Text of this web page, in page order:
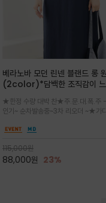
베라노바 모던 린넨 블랜드 롱
(2color)*담백한 조직감이 느
롱 원피스
★한정 수량 대박 찬★주.문.대.폭.주
인기~ 순차발송중~3차 리오더 ~★가
도 손색이 없고,리조트룩까지 만능/답
버하면서도 여리여리한 무
115,000원
88,000원 23%